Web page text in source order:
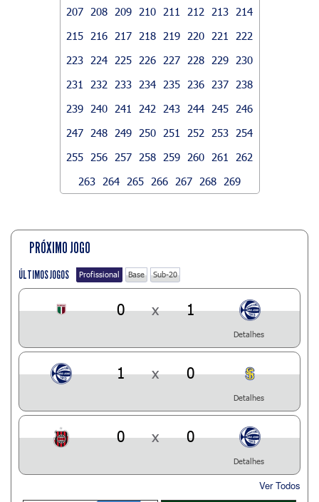
207
208 209 210 211 212 213
214
215
216 217 218 219 220 221
222
223
224 225 226 227 228 229
230
231
232 233 234 235 236 237
238
239
240 241 242 243 244 245
246
247
248 249 250 251 252 253
254
255
256 257 258 259 260 261
262
263
264 265 266 267 268 269
PRÓXIMO JOGO
ÚLTIMOS JOGOS Profissional Base Sub-20
0 x 1
Detalhes
1 x 0
Detalhes
0 x 0
Detalhes
Ver Todos